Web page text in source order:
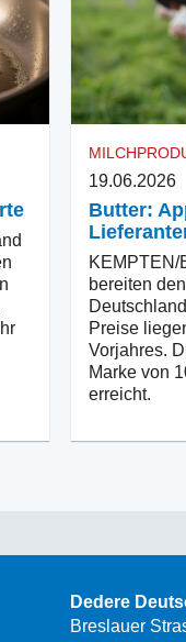
19.06.2026
Butter:
KEMPTEN/
bereiten
Preise
Vorjahres.
Marke von
erreicht.
Dedere
Breslauer